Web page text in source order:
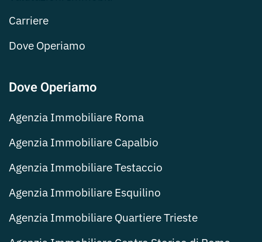
Carriere
Dove Operiamo
Dove Operiamo
Agenzia Immobiliare Roma
Agenzia Immobiliare Capalbio
Agenzia Immobiliare Testaccio
Agenzia Immobiliare Esquilino
Agenzia Immobiliare Quartiere Trieste